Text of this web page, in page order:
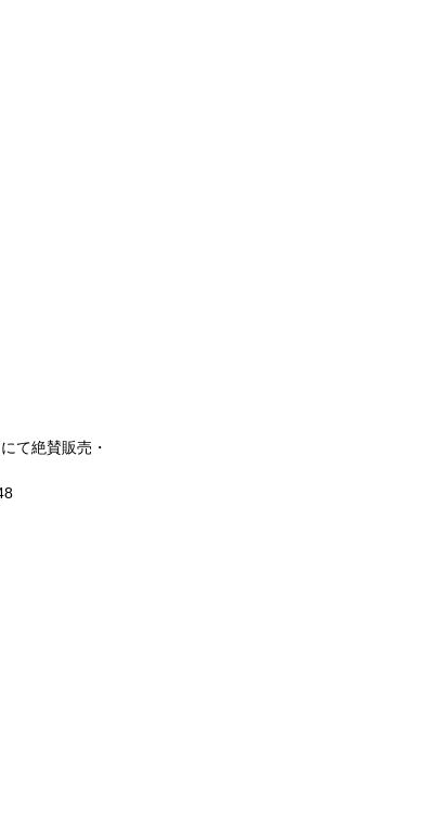
て絶賛販売・